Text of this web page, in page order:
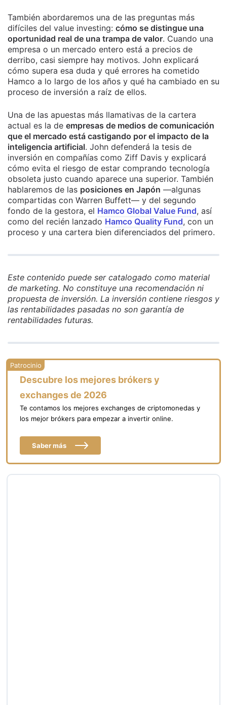
También abordaremos una de las preguntas más
difíciles del value investing: cómo se distingue una
oportunidad real de una trampa de valor. Cuando una
empresa o un mercado entero está a precios de
derribo, casi siempre hay motivos. John explicará
cómo supera esa duda y qué errores ha cometido
Hamco a lo largo de los años y qué ha cambiado en su
proceso de inversión a raíz de ellos.
Una de las apuestas más llamativas de la cartera
actual es la de empresas de medios de comunicación
que el mercado está castigando por el impacto de la
inteligencia artificial. John defenderá la tesis de
inversión en compañías como Ziff Davis y explicará
cómo evita el riesgo de estar comprando tecnología
obsoleta justo cuando aparece una superior. También
hablaremos de las posiciones en Japón —algunas
compartidas con Warren Buffett— y del segundo
fondo de la gestora, el Hamco Global Value Fund, así
como del recién lanzado Hamco Quality Fund, con un
proceso y una cartera bien diferenciados del primero.
Este contenido puede ser catalogado como material
de marketing. No constituye una recomendación ni
propuesta de inversión. La inversión contiene riesgos y
las rentabilidades pasadas no son garantía de
rentabilidades futuras.
Descubre los mejores brókers y
exchanges de 2026
Te contamos los mejores exchanges de criptomonedas y
los mejor brókers para empezar a invertir online.
Saber más